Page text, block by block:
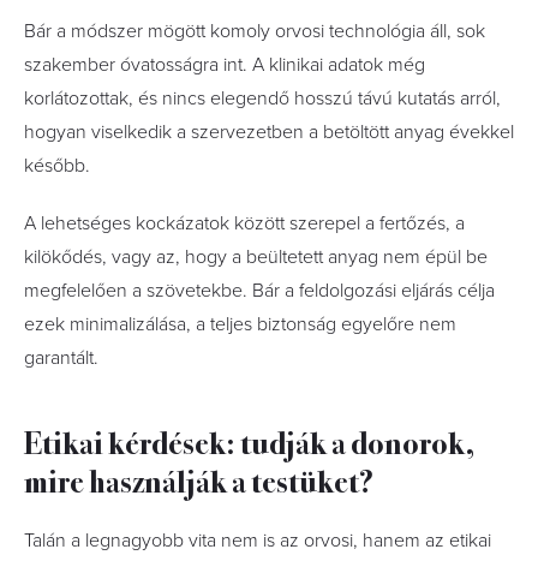
Bár a módszer mögött komoly orvosi technológia áll, sok
szakember óvatosságra int. A klinikai adatok még
korlátozottak, és nincs elegendő hosszú távú kutatás arról,
hogyan viselkedik a szervezetben a betöltött anyag évekkel
később.
A lehetséges kockázatok között szerepel a fertőzés, a
kilökődés, vagy az, hogy a beültetett anyag nem épül be
megfelelően a szövetekbe. Bár a feldolgozási eljárás célja
ezek minimalizálása, a teljes biztonság egyelőre nem
garantált.
Etikai kérdések: tudják a donorok,
mire használják a testüket?
Talán a legnagyobb vita nem is az orvosi, hanem az etikai